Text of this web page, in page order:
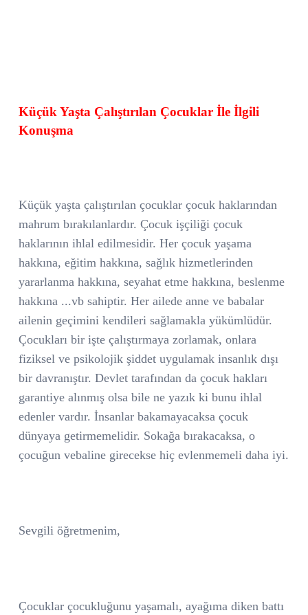
Küçük Yaşta Çalıştırılan Çocuklar İle İlgili
Konuşma
Küçük yaşta çalıştırılan çocuklar çocuk haklarından
mahrum bırakılanlardır. Çocuk işçiliği çocuk
haklarının ihlal edilmesidir. Her çocuk yaşama
hakkına, eğitim hakkına, sağlık hizmetlerinden
yararlanma hakkına, seyahat etme hakkına, beslenme
hakkına ...vb sahiptir. Her ailede anne ve babalar
ailenin geçimini kendileri sağlamakla yükümlüdür.
Çocukları bir işte çalıştırmaya zorlamak, onlara
fiziksel ve psikolojik şiddet uygulamak insanlık dışı
bir davranıştır. Devlet tarafından da çocuk hakları
garantiye alınmış olsa bile ne yazık ki bunu ihlal
edenler vardır. İnsanlar bakamayacaksa çocuk
dünyaya getirmemelidir. Sokağa bırakacaksa, o
çocuğun vebaline girecekse hiç evlenmemeli daha iyi.
Sevgili öğretmenim,
Çocuklar çocukluğunu yaşamalı, ayağıma diken battı